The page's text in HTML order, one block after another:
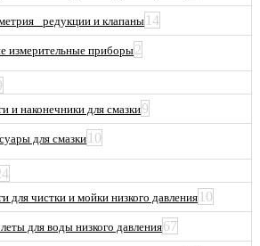
редукции и клапаны 14
измерительные приборы2
и наконечники для смазки9
для смазки 10
для чистки и мойки низкого давления 10
для воды низкого давления67